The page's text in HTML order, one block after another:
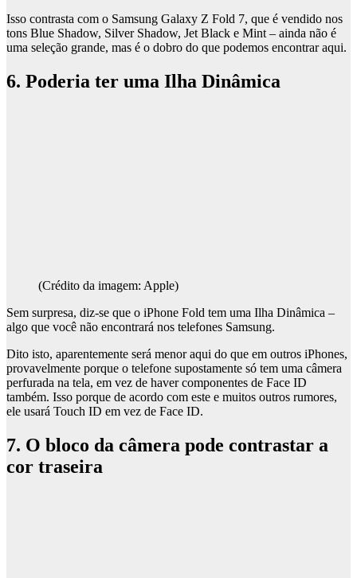
Isso contrasta com o Samsung Galaxy Z Fold 7, que é vendido nos
tons Blue Shadow, Silver Shadow, Jet Black e Mint – ainda não é
uma seleção grande, mas é o dobro do que podemos encontrar aqui.
6. Poderia ter uma Ilha Dinâmica
(Crédito da imagem: Apple)
Sem surpresa, diz-se que o iPhone Fold tem uma Ilha Dinâmica –
algo que você não encontrará nos telefones Samsung.
Dito isto, aparentemente será menor aqui do que em outros iPhones,
provavelmente porque o telefone supostamente só tem uma câmera
perfurada na tela, em vez de haver componentes de Face ID
também. Isso porque de acordo com este e muitos outros rumores,
ele usará Touch ID em vez de Face ID.
7. O bloco da câmera pode contrastar a
cor traseira